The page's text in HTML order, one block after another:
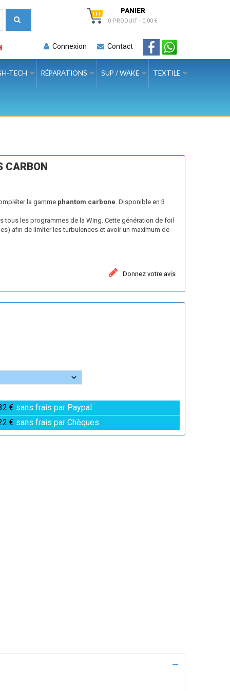
PANIER
0 PRODUIT - 0,00 €
Connexion Contact
TECH RÉPARATIONS SUP / WAKE TEXTILE
CARBON
la gamme phantom carbone. Disponible en 3
tous les programmes de la Wing. Cette génération de foil
afin de limiter les turbulences et avoir un maximum de
Donnez votre avis
€ sans frais par Paypal
€ sans frais par Chèques